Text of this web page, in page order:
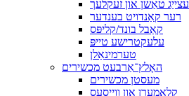
טאַשן און זעקלעך
רער קאַנדויט בענדער
קאַבל בונד/קליפּס
עלעקטרישע טייפּ
טערמינאַלן
האָלץ־אַרבעט מכשירים
מעסטן מכשירים
קלאַמערן און ווייסעס